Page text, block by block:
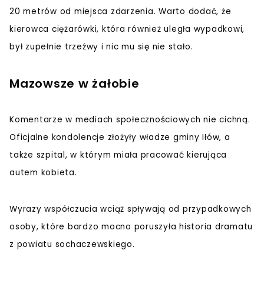
20 metrów od miejsca zdarzenia. Warto dodać, że
kierowca ciężarówki, która również uległa wypadkowi,
był zupełnie trzeźwy i nic mu się nie stało.
Mazowsze w żałobie
Komentarze w mediach społecznościowych nie cichną.
Oficjalne kondolencje złożyły władze gminy Iłów, a
także szpital, w którym miała pracować kierująca
autem kobieta.
Wyrazy współczucia wciąż spływają od przypadkowych
osoby, które bardzo mocno poruszyła historia dramatu
z powiatu sochaczewskiego.